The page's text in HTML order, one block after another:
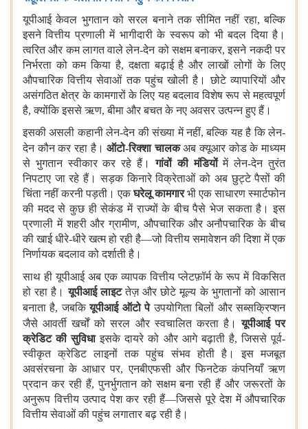
यूपीआई केवल भुगतान को सरल बनाने तक सीमित नहीं रहा, बल्कि
इसने वित्तीय प्रणाली में भागीदारी के स्वरूप को भी बदल दिया है।
त्वरित और कम लागत वाले लेन-देन को सक्षम बनाकर, इसने नकदी पर
निर्भरता को कम किया है, दक्षता बढ़ाई है और लाखों लोगों के लिए
औपचारिक वित्तीय सेवाओं तक पहुंच खोली है। छोटे व्यापारियों और
असंगठित क्षेत्र के कामगारों के लिए यह बदलाव विशेष रूप से महत्वपूर्ण
है, क्योंकि इससे ऋण, बीमा और बचत के नए अवसर उत्पन्न हुए हैं।
इसकी असली कहानी लेन-देन की संख्या में नहीं, बल्कि यह है कि लेन-
देन कौन कर रहा है।ऑटो-रिक्शा चालकअब क्‍यूआर कोड के माध्यम
से भुगतान स्वीकार कर रहे हैं।गांवों की मंडियोंमें लेन-देन तुरंत
निपटाए जा रहे हैं। सड़क किनारे विक्रेताओं को अब छुट्टे पैसों की
चिंता नहीं करनी पड़ती। एकघरेलू कामगारभी एक साधारण स्मार्टफोन
की मदद से कुछ ही सेकंड में राज्यों के बीच पैसे भेज सकता है। इस
प्रणाली में शहरी और ग्रामीण, औपचारिक और अनौपचारिक के बीच
की खाई धीरे-धीरे खत्म हो रही है—जो वित्तीय समावेशन की दिशा में एक
निर्णायक बदलाव को दर्शाती है।
साथ ही यूपीआई अब एक व्यापक वित्तीय प्लेटफ़ॉर्म के रूप में विकसित
हो रहा है।यूपीआई लाइटतेज़ और छोटे मूल्य के भुगतानों को आसान
बनाता है, जबकियूपीआई ऑटो पे उपयोगिता बिलों और सब्सक्रिप्शन
जैसे आवर्ती खर्चों को सरल और स्वचालित करता है।यूपीआई पर
क्रेडिट की सुविधाइसके दायरे को और आगे बढ़ाती है, जिससे पूर्व-
स्वीकृत क्रेडिट लाइनों तक पहुंच संभव होती है। इस मजबूत
अवसंरचना के आधार पर, एनबीएफसी और फिनटेक कंपनियाँ ऋण
प्रदान कर रही हैं, पुनर्भुगतान को सक्षम बना रही हैं और जरूरतों के
अनुरूप वित्तीय उत्पाद पेश कर रही हैं—जिससे पूरे देश में औपचारिक
वित्तीय सेवाओं की पहुंच लगातार बढ़ रही है।